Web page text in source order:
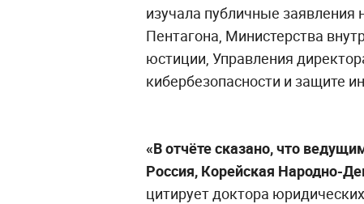
изучала публичные
Пентагона, Министерства
юстиции, Управления
кибербезопасности и защите
«В отчёте сказано, что
Россия, Корейская Народно-
цитирует доктора